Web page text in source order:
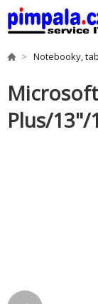
Notebooky,
Plus/